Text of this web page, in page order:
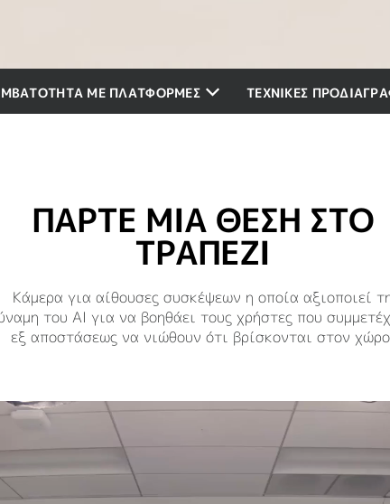
ΜΕ ΠΛΑΤΦΟΡΜΕΣ ΤΕΧΝΙΚΕΣ
ΠΑΡΤΕ ΜΙΑ ΘΕΣΗ ΣΤΟ
ΤΡΑΠΕΖΙ
Κάμερα για αίθουσες συσκέψεων η οποία αξιοποιεί
του AI για να βοηθάει τους χρήστες που
εξ αποστάσεως να νιώθουν ότι βρίσκονται στον